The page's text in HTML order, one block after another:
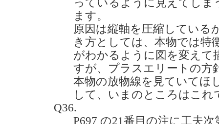
っているように見えてし
ます。
原因は縦軸を圧縮している
き方としては、本物では特
がわかるように図を変えて
すが、プラスエリートの方
本物の放物線を見ていてほ
して、いまのところはこれ
Q36.
P697 の21番目の注に工夫